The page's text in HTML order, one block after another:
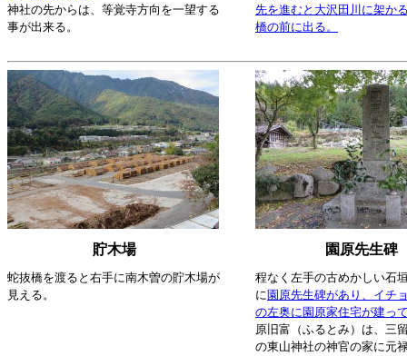
神社の先からは、等覚寺方向を一望する
事が出来る。
先を進むと大沢田川に架か
橋の前に出る。
貯木場 園原先生碑
蛇抜橋を渡ると右手に南木曽の貯木場が
見える。
程なく左手の古めかしい石
に園原先生碑があり、イチ
の左奥に園原家住宅が建っ
原旧富（ふるとみ）は、三
の東山神社の神官の家に元